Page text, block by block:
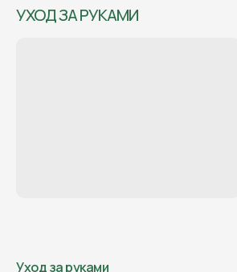
УХОД ЗА РУКАМИ
Уход за руками